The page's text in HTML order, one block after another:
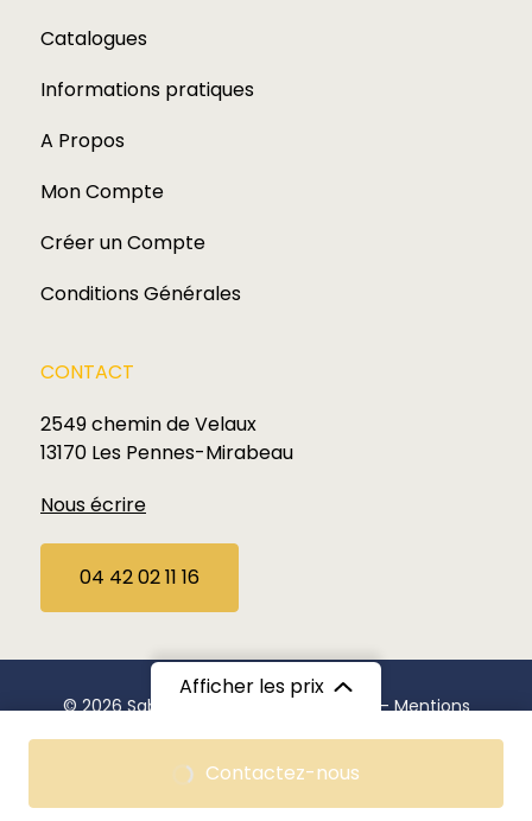
Afficher les prix
1 360€
Contactez-nous
Catalogues
Informations pratiques
A Propos
Mon Compte
Créer un Compte
Conditions Générales
CONTACT
2549 chemin de Velaux
13170 Les Pennes-Mirabeau
Nous écrire
04 42 02 11 16
© 2026 Sabardu. Tous droits réservés —Mentions
Légales
Politique de confidentialité